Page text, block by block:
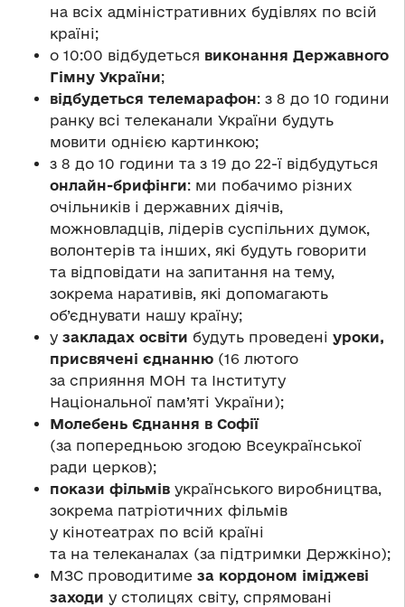
на всіх адміністративних будівлях по всій
країні;
о 10:00 відбудеться виконання Державного
Гімну України;
відбудеться телемарафон: з 8 до 10 години
ранку всі телеканали України будуть
мовити однією картинкою;
з 8 до 10 години та з 19 до 22-ї відбудуться
онлайн-брифінги: ми побачимо різних
очільників і державних діячів,
можновладців, лідерів суспільних думок,
волонтерів та інших, які будуть говорити
та відповідати на запитання на тему,
зокрема наративів, які допомагають
об’єднувати нашу країну;
у закладах освіти будуть проведені уроки,
присвячені єднанню (16 лютого
за сприяння МОН та Інституту
Національної пам’яті України);
Молебень Єднання в Софії
(за попередньою згодою Всеукраїнської
ради церков);
покази фільмів українського виробництва,
зокрема патріотичних фільмів
у кінотеатрах по всій країні
та на телеканалах (за підтримки Держкіно);
МЗС проводитиме за кордоном іміджеві
заходи у столицях світу, спрямовані